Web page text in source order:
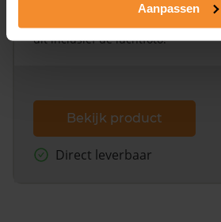
Aanpassen
Een uitgebreid overzicht van het
omliggende percelen met de
dit inclusief de luchtfoto!
Bekijk product
Direct leverbaar